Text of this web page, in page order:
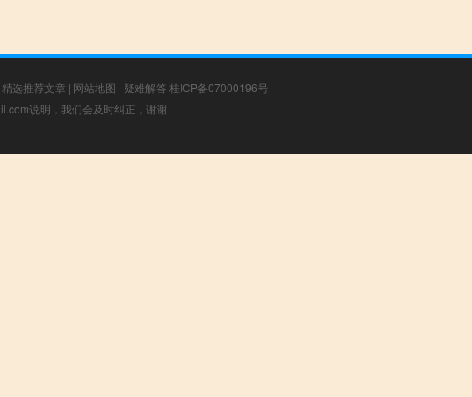
精选推荐文章 | 网站地图 | 疑难解答 桂ICP备07000196号
说明，我们会及时纠正，谢谢